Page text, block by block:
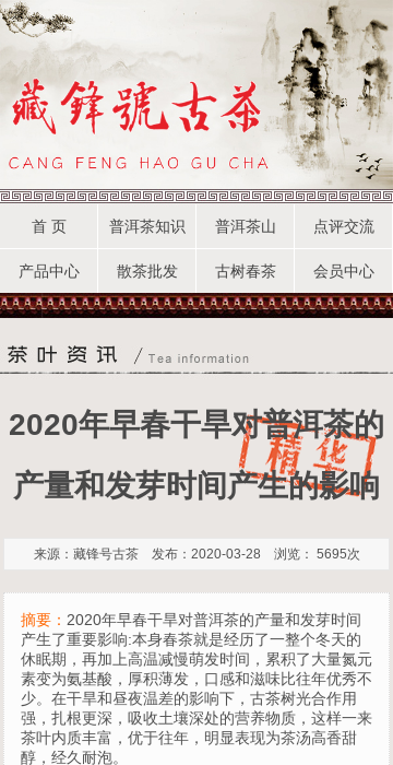
首 页 普洱茶知识 普洱茶山 点评交流
产品中心 散茶批发 古树春茶 会员中心
2020年早春干旱对普洱茶的
产量和发芽时间产生的影响
来源：藏锋号古茶 发布：2020-03-28 浏览： 5695次
摘要： 2020年早春干旱对普洱茶的产量和发芽时间
产生了重要影响:本身春茶就是经历了一整个冬天的
休眠期，再加上高温减慢萌发时间，累积了大量氮元
素变为氨基酸，厚积薄发，口感和滋味比往年优秀不
少。在干旱和昼夜温差的影响下，古茶树光合作用
强，扎根更深，吸收土壤深处的营养物质，这样一来
茶叶内质丰富，优于往年，明显表现为茶汤高香甜
醇，经久耐泡。